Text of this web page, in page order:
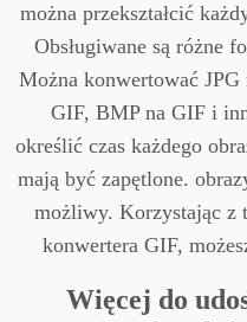
można przekształcić
Obsługiwane są różne
Można konwertować
GIF, BMP na GIF i
określić czas każdego
mają być zapętlone.
możliwy. Korzystając z
konwertera GIF,
Więcej do